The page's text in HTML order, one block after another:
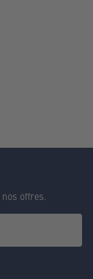
offres.